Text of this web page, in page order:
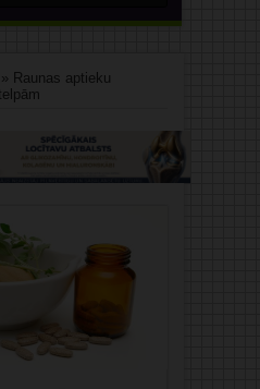
Raunas aptieku